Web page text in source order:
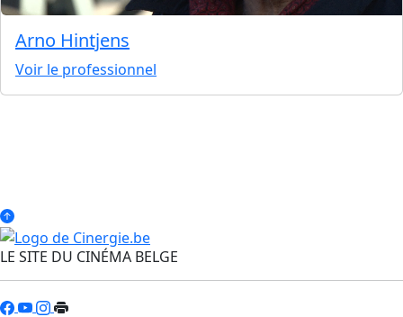
Arno Hintjens
Voir le professionnel
LE SITE DU CINÉMA BELGE